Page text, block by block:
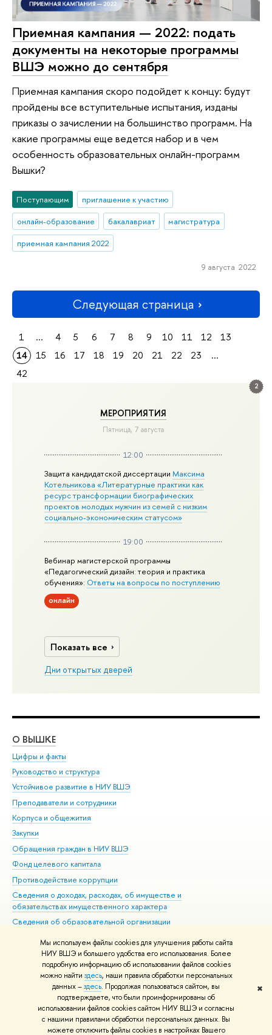
Мы используем файлы cookies для улучшения работы сайта
НИУ ВШЭ и большего удобства его использования. Более
подробную информацию об использовании файлов cookies
можно найти здесь, наши правила обработки персональных
данных –здесь. Продолжая пользоваться сайтом, вы
подтверждаете, что были проинформированы об
использовании файлов cookies сайтом НИУ ВШЭ и согласны
с нашими правилами обработки персональных данных. Вы
можете отключить файлы cookies в настройках Вашего
✖
2
МЕРОПРИЯТИЯ
Пятница, 7 августа
12:00
Защита кандидатской диссертацииМаксима
Котельникова «Литературные практики как
ресурс трансформации биографических
проектов молодых мужчин из семей с низким
социально-экономическим статусом»
19:00
Вебинар магистерской программы
«Педагогический дизайн: теория и практика
обучения»: Ответы на вопросы по поступлению
онлайн
Показать все
Дни открытых дверей
Приемная кампания — 2022: подать
документы на некоторые программы
ВШЭ можно до сентября
Приемная кампания скоро подойдет к концу: будут
пройдены все вступительные испытания, изданы
приказы о зачислении на большинство программ. На
какие программы еще ведется набор и в чем
особенность образовательных онлайн-программ
Вышки?
Поступающим
приглашение к участию
онлайн-образование
бакалавриат
магистратура
приемная кампания 2022
9 августа 2022
Следующая страница
1 ... 4 5 6 7 8 9 10 11 12
13
14
15 16 17 18 19 20 21 22 23
...
42
О ВЫШКЕ
Цифры и факты
Руководство и структура
Устойчивое развитие в НИУ ВШЭ
Преподаватели и сотрудники
Корпуса и общежития
Закупки
Обращения граждан в НИУ ВШЭ
Фонд целевого капитала
Противодействие коррупции
Сведения о доходах, расходах, об имуществе и
обязательствах имущественного характера
Сведения об образовательной организации
Людям с ограниченными возможностями здоровья
Единая платежная страница
Работа в Вышке
© НИУ ВШЭ 1993–2026 Адреса и контакты Условия использования
материалов Политика конфиденциальности Карта сайта
Шрифты HSE Sans и HSE Slab разработаны вШколе дизайна НИУ ВШЭ